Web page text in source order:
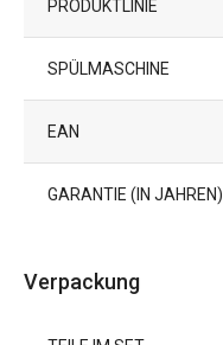
PRODUKTLINIE
SPÜLMASCHINE
EAN
GARANTIE (IN JAHREN)
Verpackung